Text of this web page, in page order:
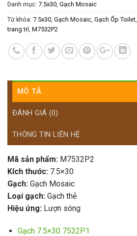
Danh mục: 7.5x30, Gạch Mosaic
Từ khóa: 7.5x30, Gạch Mosaic, Gạch Ốp Toilet,
trang trí, M7532P2
MÔ TẢ
ĐÁNH GIÁ (0)
THÔNG TIN LIÊN HỆ
Mã sản phẩm: M7532P2
Kích thước: 7.5×30
Gạch: Gạch Mosaic
Loại gạch: Gạch thẻ
Hiệu ứng: Lượn sóng
Gạch 7.5×30 7532P1